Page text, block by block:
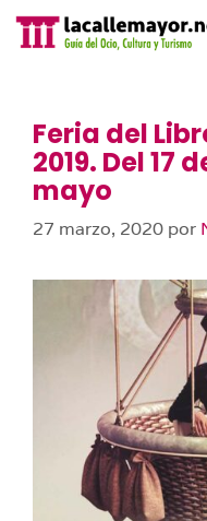
contenido
Feria del
2019. Del 17
mayo
27 marzo, 2020 por